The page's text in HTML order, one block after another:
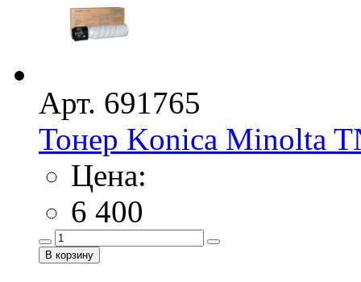
Арт. 691765
Тонер Konica Minolta
Цена:
6 400